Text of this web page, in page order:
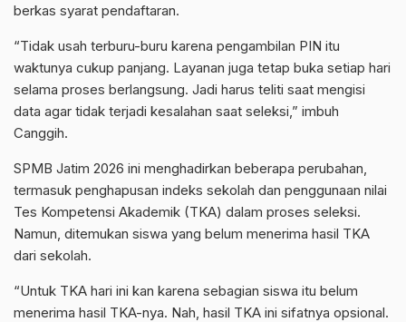
berkas syarat pendaftaran.
“Tidak usah terburu-buru karena pengambilan PIN itu
waktunya cukup panjang. Layanan juga tetap buka setiap hari
selama proses berlangsung. Jadi harus teliti saat mengisi
data agar tidak terjadi kesalahan saat seleksi,” imbuh
Canggih.
SPMB Jatim 2026 ini menghadirkan beberapa perubahan,
termasuk penghapusan indeks sekolah dan penggunaan nilai
Tes Kompetensi Akademik (TKA) dalam proses seleksi.
Namun, ditemukan siswa yang belum menerima hasil TKA
dari sekolah.
“Untuk TKA hari ini kan karena sebagian siswa itu belum
menerima hasil TKA-nya. Nah, hasil TKA ini sifatnya opsional.